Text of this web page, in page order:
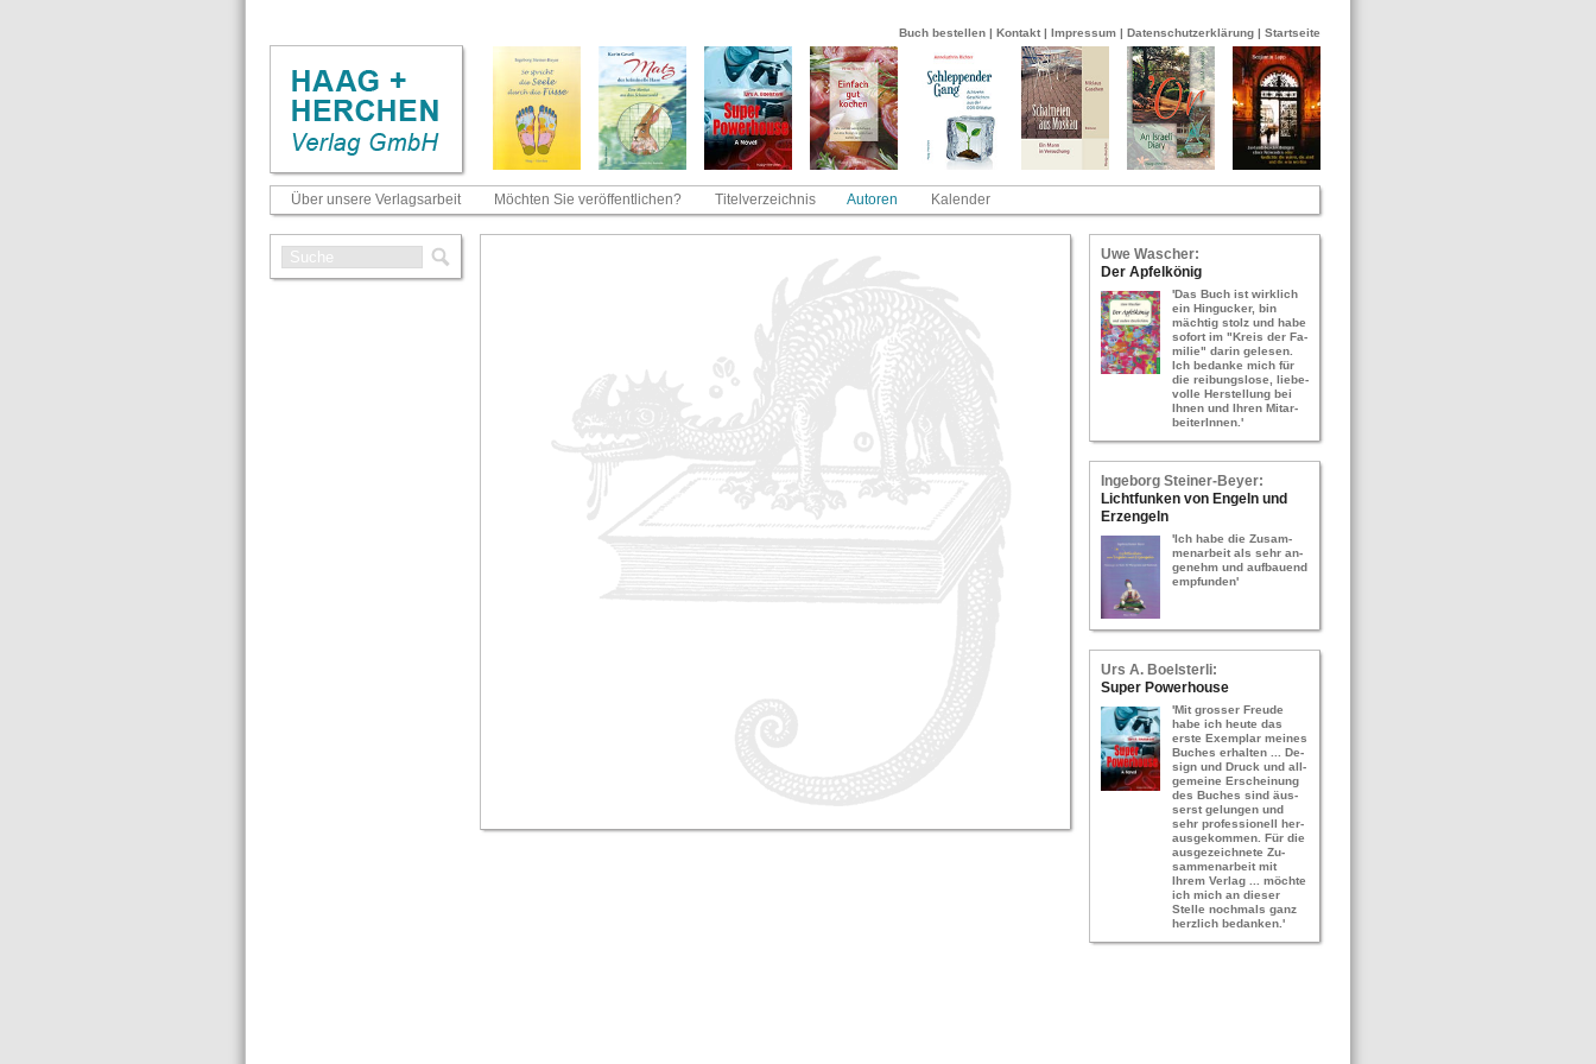
Buch bestellen | Kontakt | Impressum | Datenschutzerklärung | Startseite
Über unsere Verlagsarbeit Möchten Sie veröffentlichen? Titelverzeichnis Autoren Kalender
Uwe Wa­scher:
Der Ap­fel­kö­nig
'Das Buch ist wirk­lich
ein Hin­gu­cker, bin
mäch­tig stolz und habe
so­fort im "Kreis der Fa­
mi­lie" darin ge­le­sen.
Ich be­dan­ke mich für
die rei­bungs­lo­se, lie­be­
vol­le Her­stel­lung bei
Ihnen und Ihren Mit­ar­
bei­te­rIn­nen.'
In­ge­borg Stei­ner-​Bey­er:
Licht­fun­ken von En­geln und
Erz­en­geln
'Ich habe die Zu­sam­
men­ar­beit als sehr an­
ge­nehm und auf­bau­end
emp­fun­den'
Urs A. Bo­els­ter­li:
Super Power­hou­se
'Mit gros­ser Freu­de
habe ich heute das
erste Ex­em­plar mei­nes
Bu­ches er­hal­ten ... De­
sign und Druck und all­
ge­mei­ne Er­schei­nung
des Bu­ches sind äus­
serst ge­lun­gen und
sehr pro­fes­sio­nell her­
aus­ge­kom­men. Für die
aus­ge­zeich­ne­te Zu­
sam­men­ar­beit mit
Ihrem Ver­lag ... möch­te
ich mich an die­ser
Stel­le noch­mals ganz
herz­lich be­dan­ken.'